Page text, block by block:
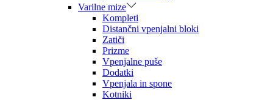
Varilne mize
Kompleti
Distančni vpenjalni bloki
Zatiči
Prizme
Vpenjalne puše
Dodatki
Vpenjala in spone
Kotniki